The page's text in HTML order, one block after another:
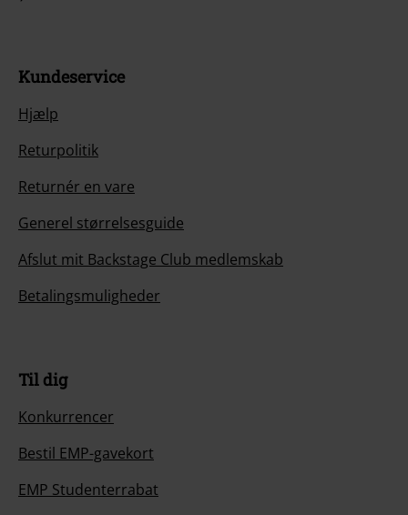
Kundeservice
Hjælp
Returpolitik
Returnér en vare
Generel størrelsesguide
Afslut mit Backstage Club medlemskab
Betalingsmuligheder
Til dig
Konkurrencer
Bestil EMP-gavekort
EMP Studenterrabat